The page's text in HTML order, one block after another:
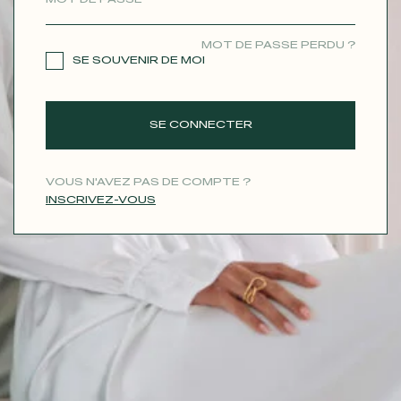
MOT DE PASSE PERDU ?
SE SOUVENIR DE MOI
SE CONNECTER
VOUS N'AVEZ PAS DE COMPTE ?
INSCRIVEZ-VOUS